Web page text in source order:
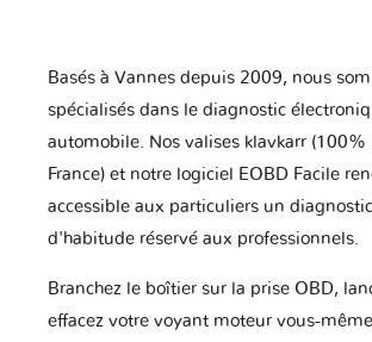
Basés à Vannes depuis 2009, nous
spécialisés dans le diagnostic
automobile. Nos valises klavkarr (100%
France) et notre logiciel EOBD Facile
accessible aux particuliers un
d'habitude réservé aux professionnels.
Branchez le boîtier sur la prise OBD,
effacez votre voyant moteur vous-